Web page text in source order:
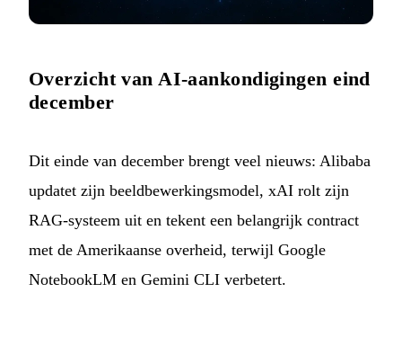
Overzicht van AI-aankondigingen eind
december
Dit einde van december brengt veel nieuws: Alibaba
updatet zijn beeldbewerkingsmodel, xAI rolt zijn
RAG-systeem uit en tekent een belangrijk contract
met de Amerikaanse overheid, terwijl Google
NotebookLM en Gemini CLI verbetert.